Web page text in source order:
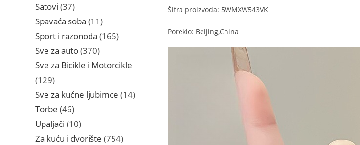
Šifra proizvoda: 5WMXW543VK
Poreklo: Beijing,China
Satovi 3737
proizvoda
Spavaća soba 11 11
proizvoda
Sport i razonoda 165165
Sve za auto 370370
proizvoda
Sve za Bicikle i Motorcikle
129129
proizvoda
Sve za kućne ljubimce 1414
Torbe 4646
proizvoda
Upaljači 1010
proizvoda
Za kuću i dvorište 754754